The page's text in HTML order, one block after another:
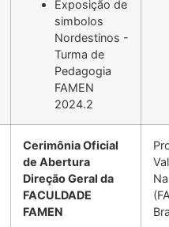
Exposição de
simbolos
Nordestinos -
Turma de
Pedagogia
FAMEN
2024.2
Cerimônia Oficial
de Abertura
Direção Geral da
FACULDADE
FAMEN